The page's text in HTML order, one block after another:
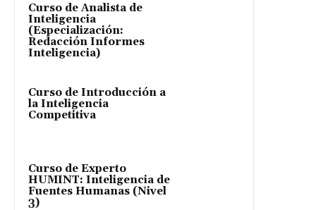
Curso de Analista de
Inteligencia
(Especialización:
Redacción Informes
Inteligencia)
Curso de Introducción a
la Inteligencia
Competitiva
Curso de Experto
HUMINT: Inteligencia de
Fuentes Humanas (Nivel
3)